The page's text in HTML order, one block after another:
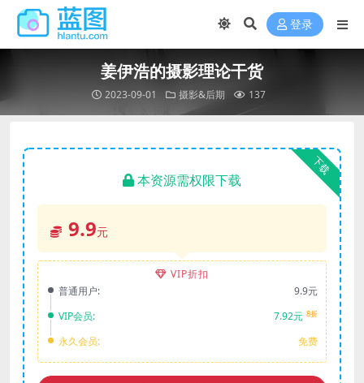
登录
姜伊浩的摄影理论干货
2023-09-01 摄影&后期 137
下载
本资源需权限下载
9.9元
VIP折扣
普通用户:
9.9元
VIP会员:
7.92元 8折
永久会员: 免费